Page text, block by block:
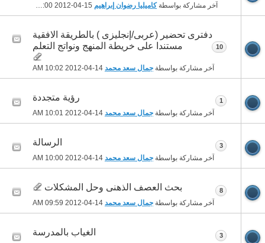
آخر مشاركة بواسطةكاميليا رضوان إبراهيم 02:00 AM
دفترى تحضير (عربى/إنجليزى ) بالطريقة الافقية
مستندا على خريطة المنهج ونواتج التعلم
آخر مشاركة بواسطة جمال سعد محمد 10:02 AM
10
رؤية متجددة
آخر مشاركة بواسطة جمال سعد محمد 10:01 AM
1
الرسالة
آخر مشاركة بواسطة جمال سعد محمد 10:00 AM
3
بحث العصف الذهنى وحل المشكلات
آخر مشاركة بواسطة جمال سعد محمد 09:59 AM
8
الغياب بالمدرسة 3